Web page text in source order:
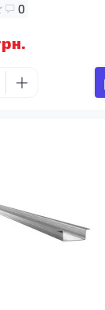
0